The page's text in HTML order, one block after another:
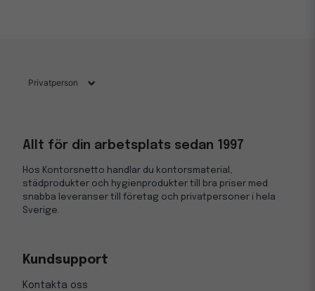
Allt för din arbetsplats sedan 1997
Hos Kontorsnetto handlar du kontorsmaterial,
städprodukter och hygienprodukter till bra priser med
snabba leveranser till företag och privatpersoner i hela
Sverige.
Kundsupport
Kontakta oss